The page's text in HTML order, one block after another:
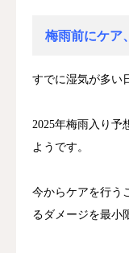
梅雨前にケア
すでに湿気が多い
2025年梅雨入り予
ようです。
今からケアを行う
るダメージを最小